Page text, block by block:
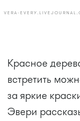
VERA-
Красное
встретить
за яркие
Эвери